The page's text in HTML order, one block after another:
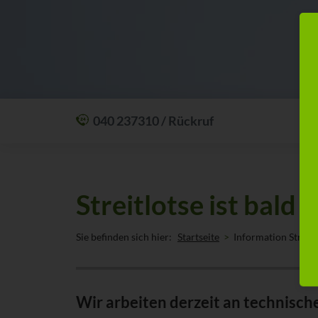
040 237310 / Rückruf
anrufen:Rückrufservice
Streitlotse ist bald
Sie befinden sich hier: Startseite Information
Wir arbeiten derzeit an